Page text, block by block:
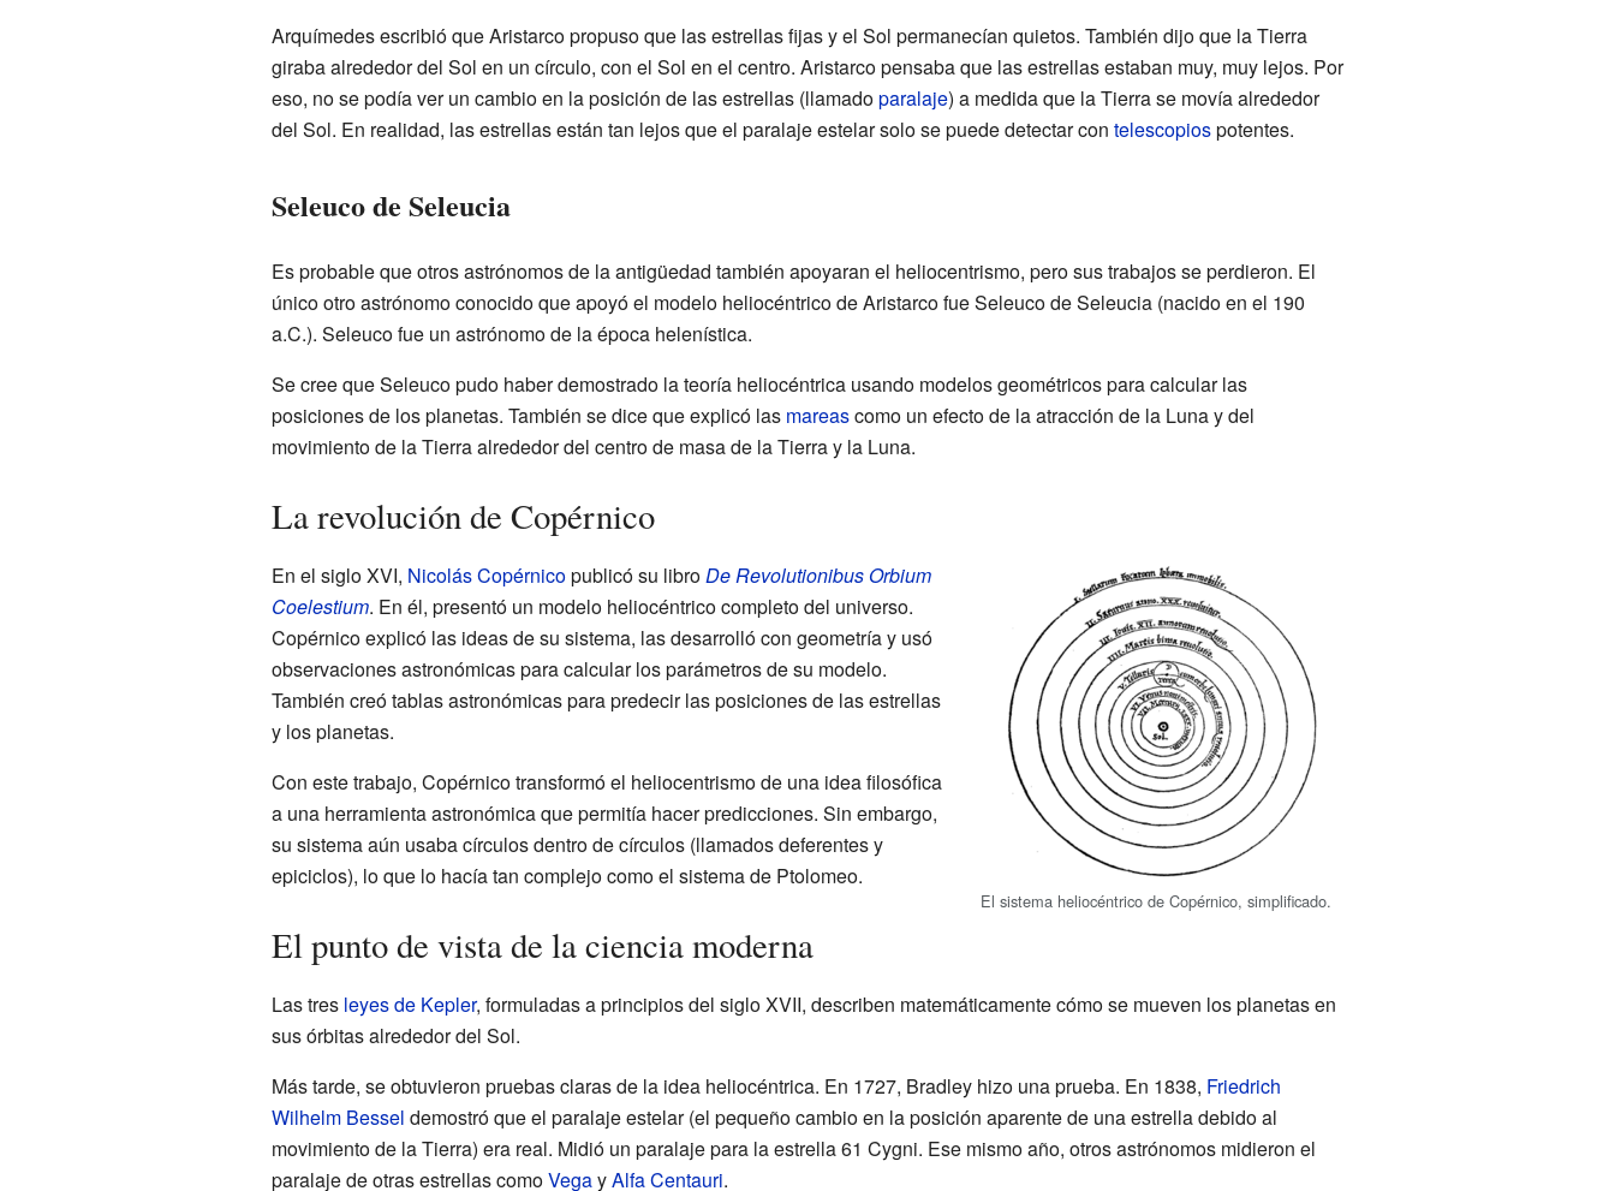
Arquímedes escribió que Aristarco propuso que las estrellas fijas y el Sol permanecían quietos. También dijo que la Tierra
giraba alrededor del Sol en un círculo, con el Sol en el centro. Aristarco pensaba que las estrellas estaban muy, muy lejos. Por
eso, no se podía ver un cambio en la posición de las estrellas (llamadoparalaje) a medida que la Tierra se movía alrededor
del Sol. En realidad, las estrellas están tan lejos que el paralaje estelar solo se puede detectar con telescopiospotentes.
Seleuco de Seleucia
Es probable que otros astrónomos de la antigüedad también apoyaran el heliocentrismo, pero sus trabajos se perdieron. El
único otro astrónomo conocido que apoyó el modelo heliocéntrico de Aristarco fue Seleuco de Seleucia (nacido en el 190
a.C.). Seleuco fue un astrónomo de la época helenística.
Se cree que Seleuco pudo haber demostrado la teoría heliocéntrica usando modelos geométricos para calcular las
posiciones de los planetas. También se dice que explicó las mareascomo un efecto de la atracción de la Luna y del
movimiento de la Tierra alrededor del centro de masa de la Tierra y la Luna.
La revolución de Copérnico
El sistema heliocéntrico de Copérnico, simplificado.
En el siglo XVI, Nicolás Copérnicopublicó su libroDe Revolutionibus Orbium
Coelestium. En él, presentó un modelo heliocéntrico completo del universo.
Copérnico explicó las ideas de su sistema, las desarrolló con geometría y usó
observaciones astronómicas para calcular los parámetros de su modelo.
También creó tablas astronómicas para predecir las posiciones de las estrellas
y los planetas.
Con este trabajo, Copérnico transformó el heliocentrismo de una idea filosófica
a una herramienta astronómica que permitía hacer predicciones. Sin embargo,
su sistema aún usaba círculos dentro de círculos (llamados deferentes y
epiciclos), lo que lo hacía tan complejo como el sistema de Ptolomeo.
El punto de vista de la ciencia moderna
Las tres leyes de Kepler, formuladas a principios del siglo XVII, describen matemáticamente cómo se mueven los planetas en
sus órbitas alrededor del Sol.
Más tarde, se obtuvieron pruebas claras de la idea heliocéntrica. En 1727, Bradley hizo una prueba. En 1838, Friedrich
Wilhelm Bessel demostró que el paralaje estelar (el pequeño cambio en la posición aparente de una estrella debido al
movimiento de la Tierra) era real. Midió un paralaje para la estrella 61 Cygni. Ese mismo año, otros astrónomos midieron el
paralaje de otras estrellas comoVegayAlfa Centauri.